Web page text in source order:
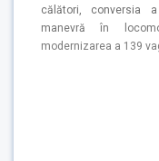
călători, conversia
manevră în
modernizarea a 139